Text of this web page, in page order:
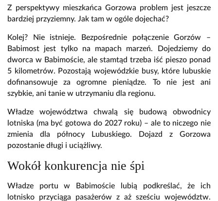
Z perspektywy mieszkańca Gorzowa problem jest jeszcze
bardziej przyziemny. Jak tam w ogóle dojechać?
Kolej? Nie istnieje. Bezpośrednie połączenie Gorzów –
Babimost jest tylko na mapach marzeń. Dojedziemy do
dworca w Babimoście, ale stamtąd trzeba iść pieszo ponad
5 kilometrów. Pozostają wojewódzkie busy, które lubuskie
dofinansowuje za ogromne pieniądze. To nie jest ani
szybkie, ani tanie w utrzymaniu dla regionu.
Władze województwa chwalą się budową obwodnicy
lotniska (ma być gotowa do 2027 roku) – ale to niczego nie
zmienia dla północy Lubuskiego. Dojazd z Gorzowa
pozostanie długi i uciążliwy.
Wokół konkurencja nie śpi
Władze portu w Babimoście lubią podkreślać, że ich
lotnisko przyciąga pasażerów z aż sześciu województw.